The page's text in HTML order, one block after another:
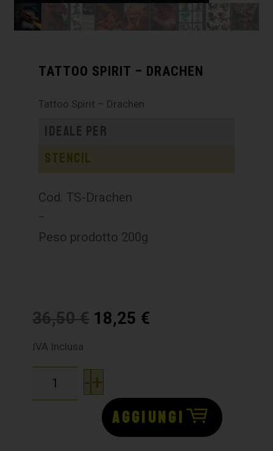
TATTOO SPIRIT – DRACHEN
Tattoo Spirit – Drachen
Ideale per
Stencil
Cod. TS-Drachen
–
Peso prodotto 200g
36,50€ 18,25 €
IVA Inclusa
-+
AGGIUNGI